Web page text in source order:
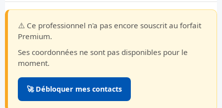
⚠️ Ce professionnel n'a pas encore souscrit au forfait
Premium.
Ses coordonnées ne sont pas disponibles pour le
moment.
🚀 Débloquer mes contacts